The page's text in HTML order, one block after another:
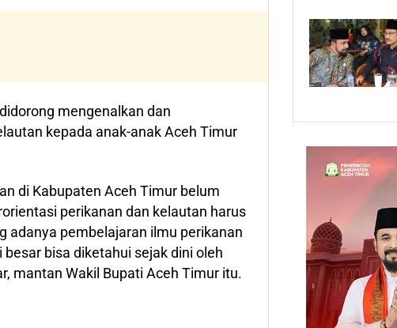
mengenalkan dan
kepada anak-anak Aceh Timur
di Kabupaten Aceh Timur belum
perikanan dan kelautan harus
adanya pembelajaran ilmu perikanan
bisa diketahui sejak dini oleh
mantan Wakil Bupati Aceh Timur itu.